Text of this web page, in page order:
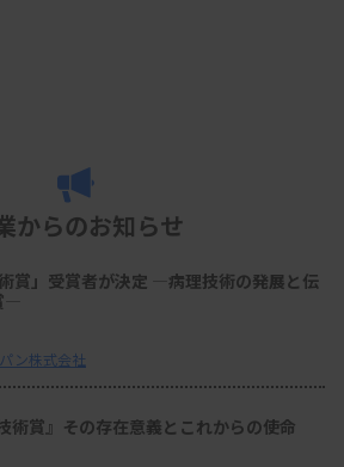
からのお知らせ
賞」受賞者が決定 ―病理技術の発展と伝
ン株式会社
術賞』その存在意義とこれからの使命